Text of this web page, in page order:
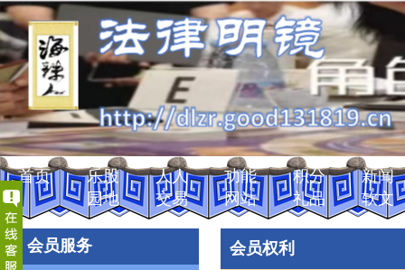
首页
乐股
园地
人人
交易
功能
网站
积分
礼品
新闻
软文
会员服务 会员权利